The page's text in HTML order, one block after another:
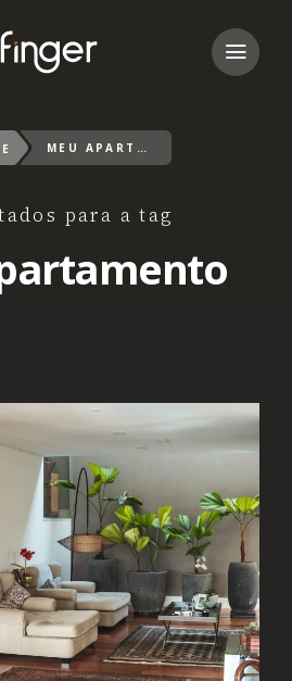
MEU APARTAMENTO
para a tag